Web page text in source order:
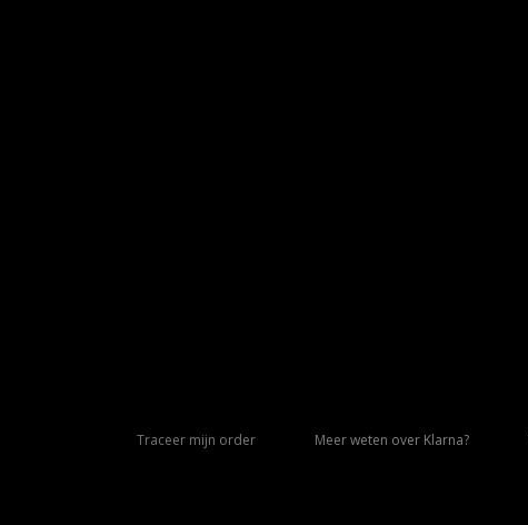
Traceer mijn order Meer weten over Klarna?